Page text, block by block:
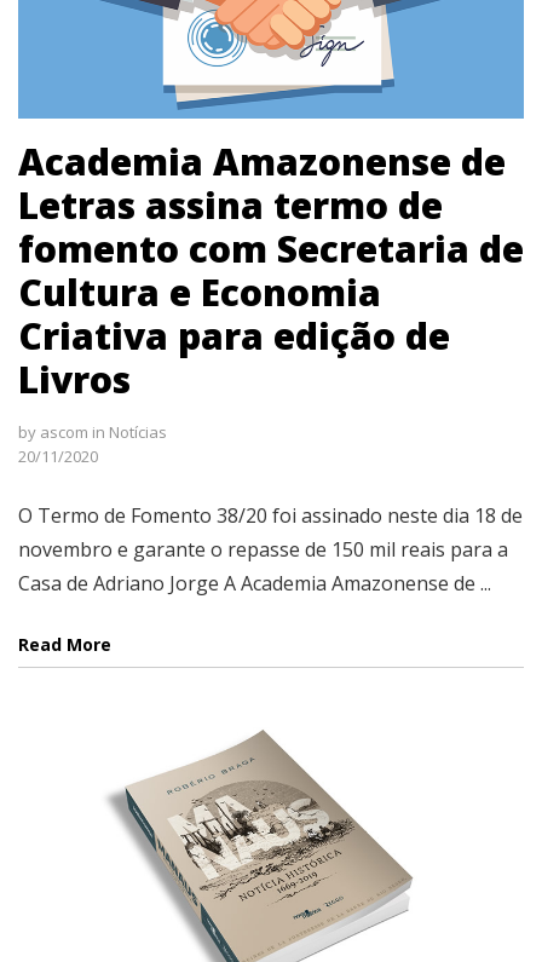
Academia Amazonense de
Letras assina termo de
fomento com Secretaria de
Cultura e Economia
Criativa para edição de
Livros
by ascom in Notícias
20/11/2020
O Termo de Fomento 38/20 foi assinado neste dia 18 de
novembro e garante o repasse de 150 mil reais para a
Casa de Adriano Jorge A Academia Amazonense de ...
Read More